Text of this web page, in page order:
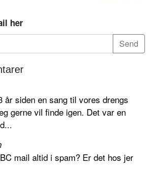
her
år siden en sang til vores drengs
gerne vil finde igen. Det var en
mail altid i spam? Er det hos jer